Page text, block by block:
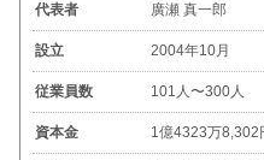
代表者 廣瀬 真一郎
設立 2004年10月
従業員数 101人〜300人
資本金 1億4323万8,302